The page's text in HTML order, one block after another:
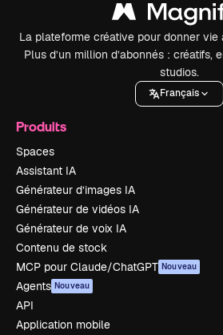
La plateforme créative pour donner vie
Plus d’un million d’abonnés : créatifs,
studios.
Français
Produits
Spaces
Assistant IA
Générateur d’images IA
Générateur de vidéos IA
Générateur de voix IA
Contenu de stock
MCP pour Claude/ChatGPT Nouveau
Agents Nouveau
API
Application mobile